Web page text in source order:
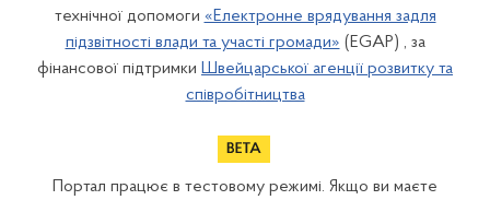
технічної допомоги «Електронне врядування задля
підзвітності влади та участі громади» (EGAP) , за
фінансової підтримки Швейцарської агенції розвитку та
співробітництва
Портал працює в тестовому режимі. Якщо ви маєте